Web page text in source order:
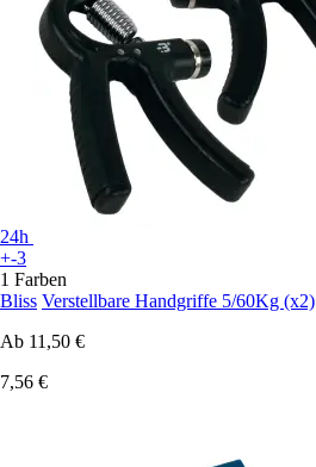
24h
+-3
1 Farben
Bliss Verstellbare Handgriffe 5/60Kg (x2)
Ab 11,50 €
7,56 €